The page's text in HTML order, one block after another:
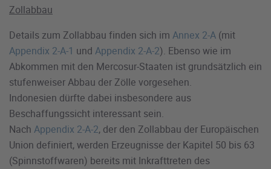
Zollabbau
Details zum Zollabbau finden sich im Annex 2-A (mit
Appendix 2-A-1 und Appendix 2-A-2). Ebenso wie im
Abkommen mit den Mercosur-Staaten ist grundsätzlich ein
stufenweiser Abbau der Zölle vorgesehen.
Indonesien dürfte dabei insbesondere aus
Beschaffungssicht interessant sein.
Nach Appendix 2-A-2, der den Zollabbau der Europäischen
Union definiert, werden Erzeugnisse der Kapitel 50 bis 63
(Spinnstoffwaren) bereits mit Inkrafttreten des